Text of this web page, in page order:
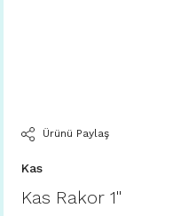
Ürünü Paylaş
Kas
Kas Rakor 1''